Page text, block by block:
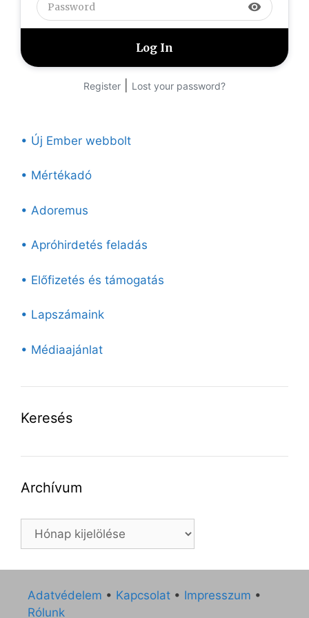
visibility
Register Lost your password?
• Új Ember webbolt
• Mértékadó
• Adoremus
• Apróhirdetés feladás
• Előfizetés és támogatás
• Lapszámaink
• Médiaajánlat
Keresés
Archívum
Archívum
Adatvédelem • Kapcsolat • Impresszum •
Rólunk